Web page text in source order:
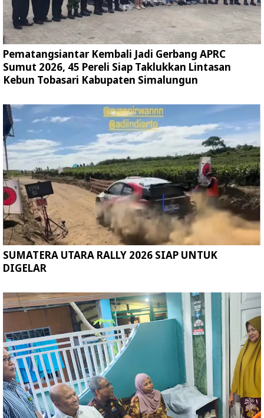
Pematangsiantar Kembali Jadi Gerbang APRC
Sumut 2026, 45 Pereli Siap Taklukkan Lintasan
Kebun Tobasari Kabupaten Simalungun
SUMATERA UTARA RALLY 2026 SIAP UNTUK
DIGELAR